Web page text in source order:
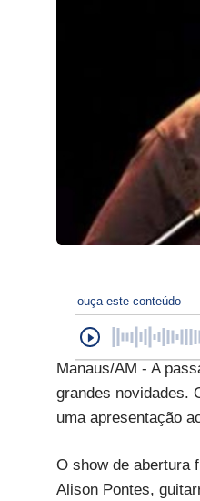
ouça este conteúdo
Manaus/AM - A
grandes novidades.
uma apresentação
O show de abertura
Alison Pontes,